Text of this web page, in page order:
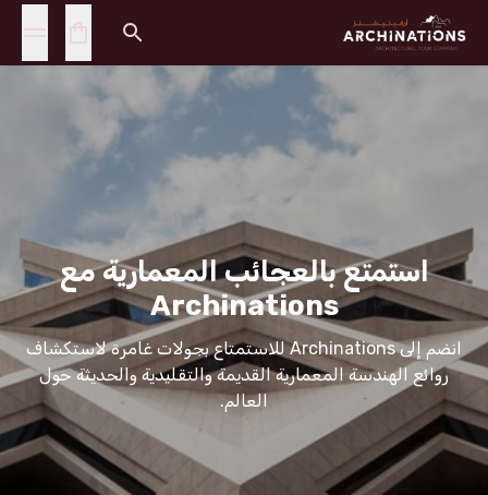
استمتع بالعجائب المعمارية مع
Archinations
انضم إلى Archinations للاستمتاع بجولات غامرة لاستكشاف
روائع الهندسة المعمارية القديمة والتقليدية والحديثة حول
العالم.